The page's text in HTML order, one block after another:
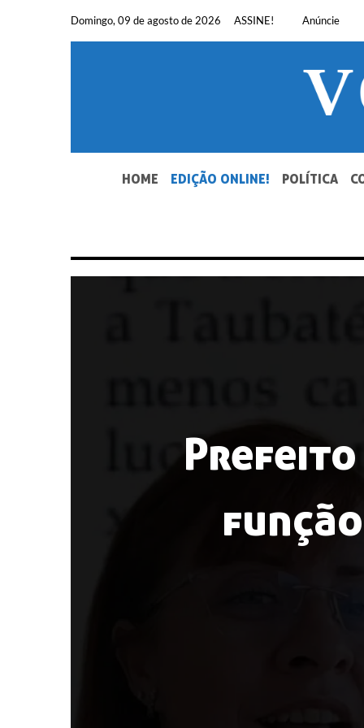
Domingo, 09 de agosto de 2026 ASSINE! Anúncie
SEU JORNAL, SUA VOZ. DESDE 1948.
HOME EDIÇÃO ONLINE! POLÍTICA
Prefeito